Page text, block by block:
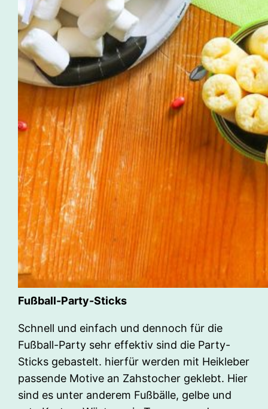
Fußball-Party-Sticks
Schnell und einfach und dennoch für die
Fußball-Party sehr effektiv sind die Party-
Sticks gebastelt. hierfür werden mit Heikleber
passende Motive an Zahstocher geklebt. Hier
sind es unter anderem Fußbälle, gelbe und